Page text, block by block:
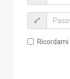
Ricordami